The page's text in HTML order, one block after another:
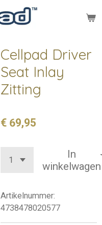
Cellpad Driver
Seat Inlay
Zitting
€ 69,95
In
winkelwagen
Artikelnummer:
4738478020577